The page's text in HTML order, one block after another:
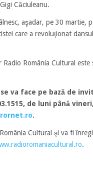
Căciuleanu.
aşadar, pe 30 martie,
care a revoluţionat
România Cultural
se va face pe bază de
de luni până
.
Cultural şi va fi
.